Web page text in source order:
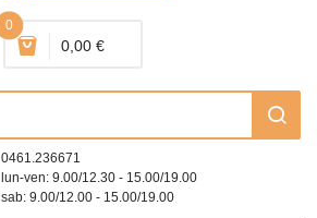
0
0,00 €
0461.236671
lun-ven: 9.00/12.30 - 15.00/19.00
sab: 9.00/12.00 - 15.00/19.00